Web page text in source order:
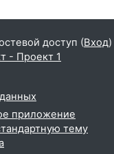
доступ (Вход)
- Проект 1
приложение
тему